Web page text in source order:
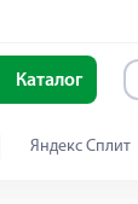
Каталог
Яндекс Сплит